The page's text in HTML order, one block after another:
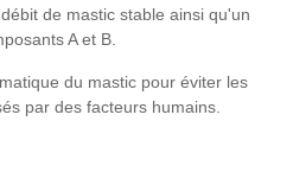
de mastic stable ainsi qu'un
A et B.
du mastic pour éviter les
par des facteurs humains.